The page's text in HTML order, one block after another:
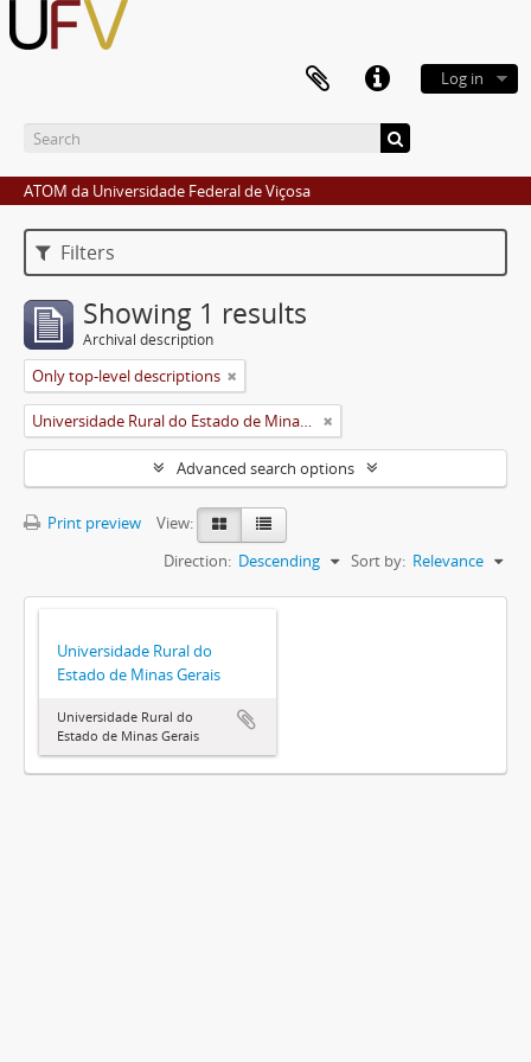
Log in
ATOM da Universidade Federal de Viçosa
Filters
Showing 1 results
Archival description
Only top-level descriptions
Universidade Rural do Estado de Minas Gerais (Uremg)
Advanced search options
Print preview
View:
Sort by: Relevance
Direction: Descending
Universidade Rural do
Estado de Minas Gerais
Universidade Rural do
Estado de Minas Gerais